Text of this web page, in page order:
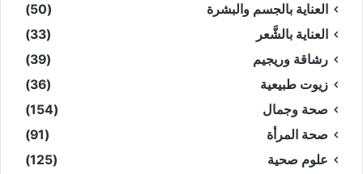
العناية بالجسم والبشرة
(50)
العناية بالشَّعر
(33)
رشاقة وريجيم
(39)
زيوت طبيعية
(36)
صحة وجمال
(154)
صحة المرأة
(91)
علوم صحية
(125)